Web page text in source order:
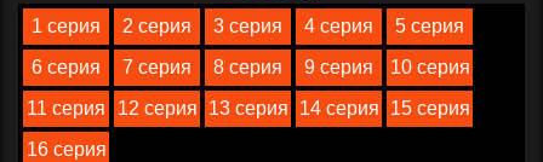
1 серия 2 серия 3 серия 4 серия
5 серия
6 серия
7 серия 8 серия 9 серия
10 серия
11 серия
12 серия 13 серия 14 серия
15 серия
16 серия